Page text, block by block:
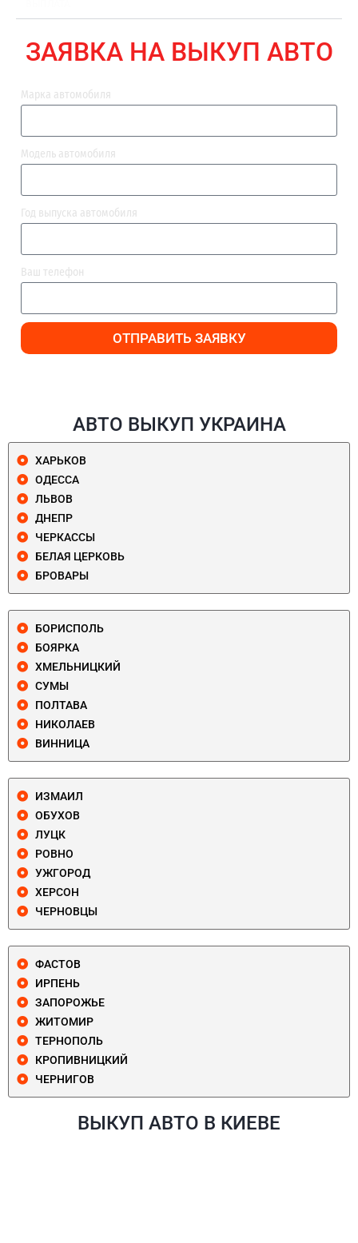
ЗАЯВКА НА ВЫКУП АВТО
Марка автомобиля
Модель автомобиля
Год выпуска автомобиля
Ваш телефон
ОТПРАВИТЬ ЗАЯВКУ
АВТО ВЫКУП УКРАИНА
ХАРЬКОВ
ОДЕССА
ЛЬВОВ
ДНЕПР
ЧЕРКАССЫ
БЕЛАЯ ЦЕРКОВЬ
БРОВАРЫ
БОРИСПОЛЬ
БОЯРКА
ХМЕЛЬНИЦКИЙ
СУМЫ
ПОЛТАВА
НИКОЛАЕВ
ВИННИЦА
ИЗМАИЛ
ОБУХОВ
ЛУЦК
РОВНО
УЖГОРОД
ХЕРСОН
ЧЕРНОВЦЫ
ФАСТОВ
ИРПЕНЬ
ЗАПОРОЖЬЕ
ЖИТОМИР
ТЕРНОПОЛЬ
КРОПИВНИЦКИЙ
ЧЕРНИГОВ
ВЫКУП АВТО В КИЕВЕ